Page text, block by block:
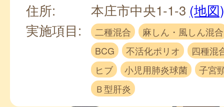
住所:
本庄市中央1-1-3 (地図)
実施項目:
二種混合
麻しん・風しん混合
BCG
不活化ポリオ
四種混
ヒブ
小児用肺炎球菌
子宮
Ｂ型肝炎